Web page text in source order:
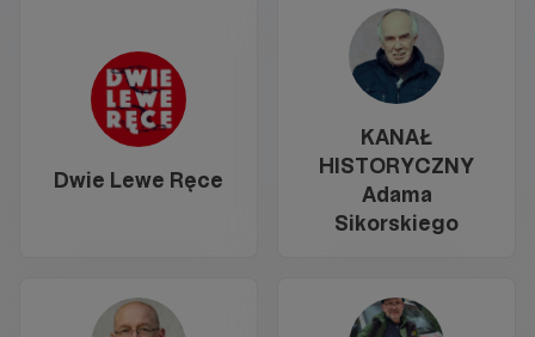
Dwie Lewe Ręce
KANAŁ
HISTORYCZNY
Adama
Sikorskiego